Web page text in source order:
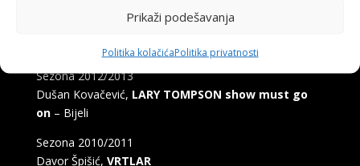
Prikaži podešavanja
Politika kolačićaPolitika privatnosti
– Petar Ivanovič Bopčinski,
mjesni vlastelin
Sezona 2012/2013
Dušan Kovačević, LARY TOMPSON show must go
on – Bijeli
Sezona 2010/2011
Davor Špišić, VRTLAR